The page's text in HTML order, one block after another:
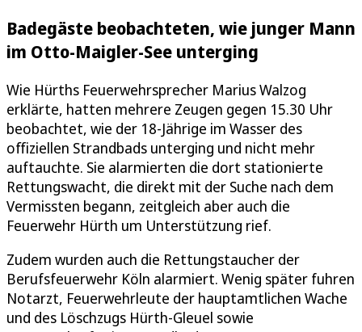
Badegäste beobachteten, wie junger Mann
im Otto-Maigler-See unterging
Wie Hürths Feuerwehrsprecher Marius Walzog
erklärte, hatten mehrere Zeugen gegen 15.30 Uhr
beobachtet, wie der 18-Jährige im Wasser des
offiziellen Strandbads unterging und nicht mehr
auftauchte. Sie alarmierten die dort stationierte
Rettungswacht, die direkt mit der Suche nach dem
Vermissten begann, zeitgleich aber auch die
Feuerwehr Hürth um Unterstützung rief.
Zudem wurden auch die Rettungstaucher der
Berufsfeuerwehr Köln alarmiert. Wenig später fuhren
Notarzt, Feuerwehrleute der hauptamtlichen Wache
und des Löschzugs Hürth-Gleuel sowie